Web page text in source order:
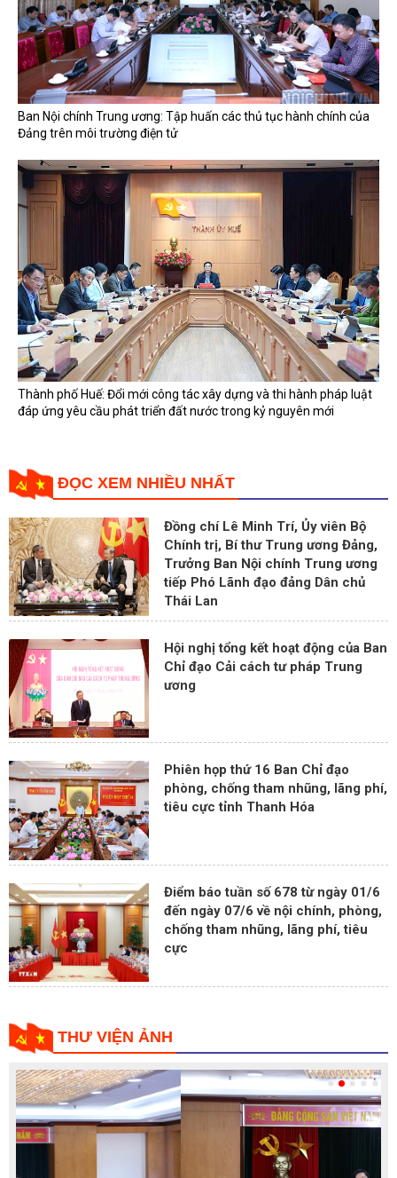
Ban Nội chính Trung ương: Tập huấn các thủ tục hành chính của
Đảng trên môi trường điện tử
Thành phố Huế: Đổi mới công tác xây dựng và thi hành pháp luật
đáp ứng yêu cầu phát triển đất nước trong kỷ nguyên mới
ĐỌC XEM NHIỀU NHẤT
Đồng chí Lê Minh Trí, Ủy viên Bộ
Chính trị, Bí thư Trung ương Đảng,
Trưởng Ban Nội chính Trung ương
tiếp Phó Lãnh đạo đảng Dân chủ
Thái Lan
Hội nghị tổng kết hoạt động của Ban
Chỉ đạo Cải cách tư pháp Trung
ương
Phiên họp thứ 16 Ban Chỉ đạo
phòng, chống tham nhũng, lãng phí,
tiêu cực tỉnh Thanh Hóa
Điểm báo tuần số 678 từ ngày 01/6
đến ngày 07/6 về nội chính, phòng,
chống tham nhũng, lãng phí, tiêu
cực
THƯ VIỆN ẢNH